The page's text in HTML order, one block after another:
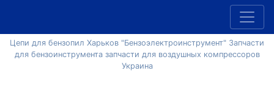
Цепи для бензопил Харьков "Бензоэлектроинструмент" Запчасти
для бензоинструмента запчасти для воздушных компрессоров
Украина